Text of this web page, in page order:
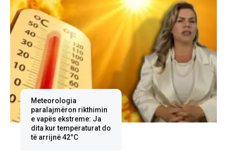
Meteorologia
paralajmëron rikthimin
e vapës ekstreme: Ja
dita kur temperaturat do
të arrijnë 42°C